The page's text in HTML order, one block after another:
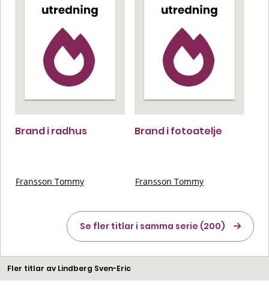
Brand i radhus
Fransson Tommy
Brand i fotoatelje
Fransson Tommy
Se fler titlar i samma serie (200)
Fler titlar av Lindberg Sven-Eric